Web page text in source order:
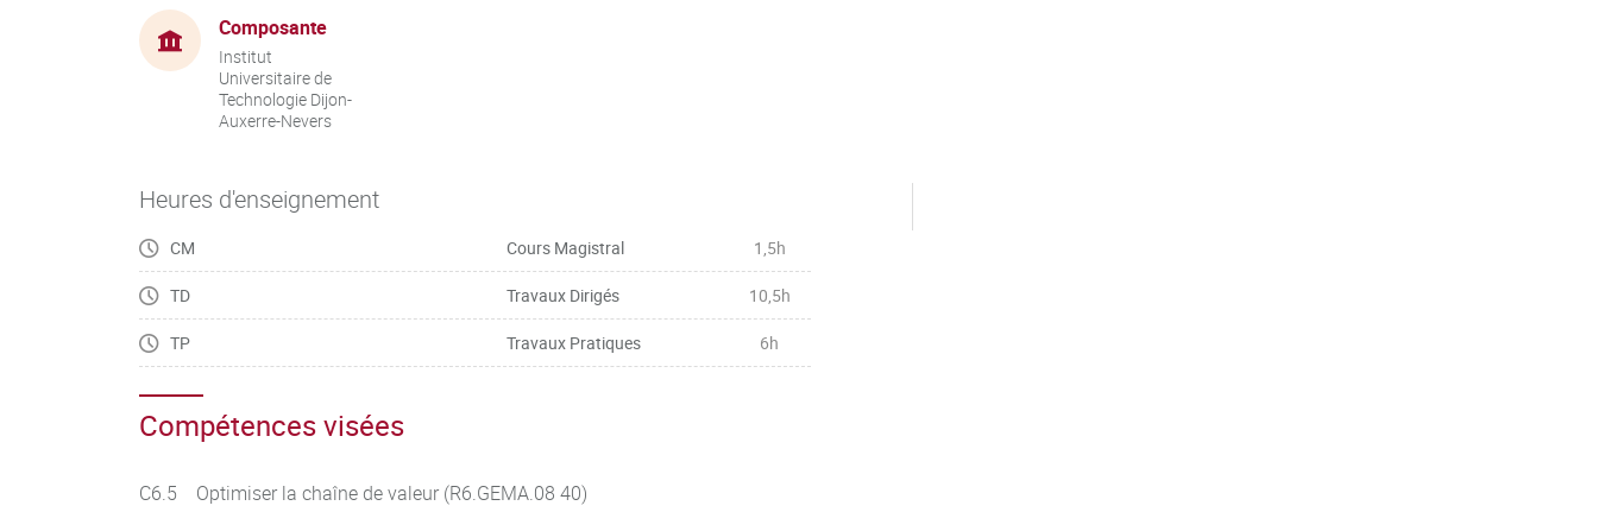
Composante
Institut
Universitaire de
Technologie Dijon-
Auxerre-Nevers
Heures d'enseignement
CM Cours Magistral 1,5h
TD Travaux Dirigés 10,5h
TP Travaux Pratiques 6h
Compétences visées
C6.5 Optimiser la chaîne de valeur (R6.GEMA.08 40)